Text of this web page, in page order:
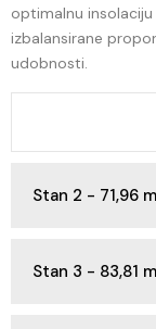
Stan 2 - 71,96
Stan 3 - 83,81
optimalnu
izbalansirane
udobnosti.